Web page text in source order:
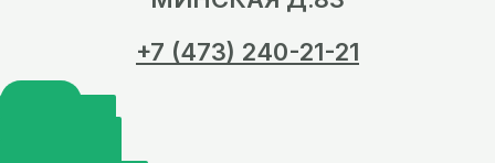
+7 (473) 240-21-21